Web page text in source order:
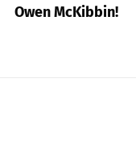
Owen McKibbin!